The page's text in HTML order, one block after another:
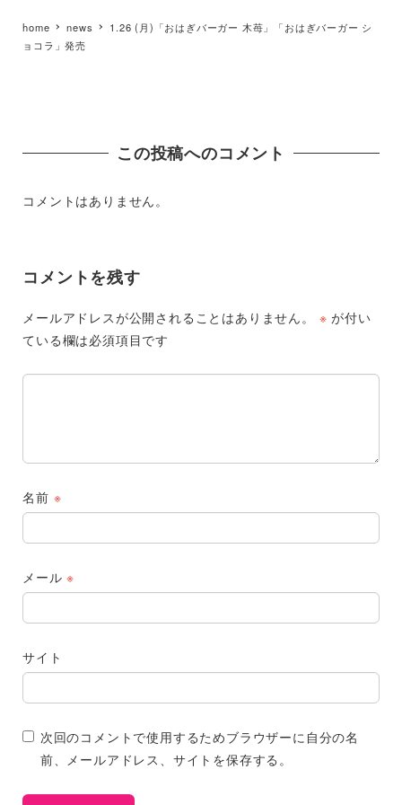
home news
1.26 (月)「おはぎバーガー 木苺」「おはぎバーガー シ
ョコラ」発売
この投稿へのコメント
コメントはありません。
コメントを残す
メールアドレスが公開されることはありません。 ※ が付い
ている欄は必須項目です
名前 ※
メール※
サイト
次回のコメントで使用するためブラウザーに自分の名
前、メールアドレス、サイトを保存する。